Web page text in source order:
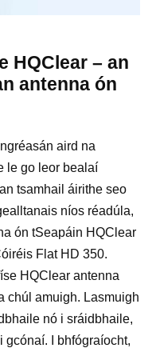
HQClear – an
antenna ón
aird na
le go leor bealaí
tsamhail áirithe seo
níos réadúla,
ón tSeapáin HQClear
Flat HD 350.
HQClear antenna
chúl amuigh. Lasmuigh
nó i sráidbhaile,
I bhfógraíocht,